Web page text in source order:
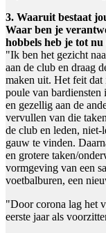
3. Waaruit bestaat
Waar ben je
hobbels heb je tot nu
"Ik ben het gezicht
aan de club en draag
maken uit. Het feit dat
poule van bardiensten
en gezellig aan de
vervullen van die
de club en leden,
gauw te vinden.
en grotere taken/
vormgeving van een
voetbalburen, een
"Door corona lag het
eerste jaar als